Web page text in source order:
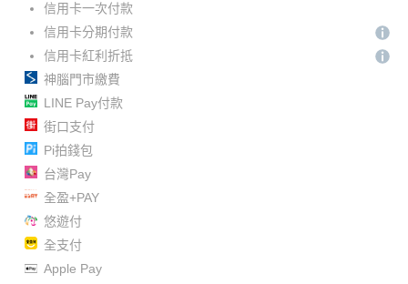
信用卡一次付款
信用卡分期付款
信用卡紅利折抵
神腦門市繳費
LINE Pay付款
街口支付
Pi拍錢包
台灣Pay
全盈+PAY
悠遊付
全支付
Apple Pay